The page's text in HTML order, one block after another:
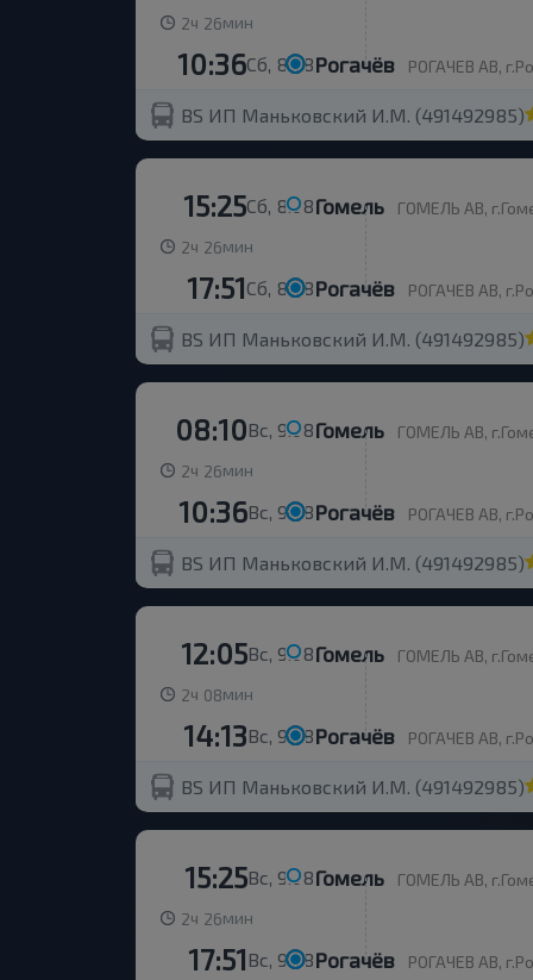
2ч 26мин
Сб, 8.08
10:36 Рогачёв РОГАЧЕВ АВ,
BS ИП Маньковский И.М. (491492985)
Сб, 8.08
15:25 Гомель
ГОМЕЛЬ АВ,
2ч 26мин
Сб, 8.08
17:51 Рогачёв РОГАЧЕВ АВ,
BS ИП Маньковский И.М. (491492985)
Вс, 9.08
08:10 Гомель
ГОМЕЛЬ АВ,
2ч 26мин
Вс, 9.08
10:36 Рогачёв РОГАЧЕВ АВ,
BS ИП Маньковский И.М. (491492985)
Вс, 9.08
12:05 Гомель
ГОМЕЛЬ АВ,
2ч 08мин
Вс, 9.08
14:13 Рогачёв РОГАЧЕВ АВ,
BS ИП Маньковский И.М. (491492985)
Вс, 9.08
15:25 Гомель
ГОМЕЛЬ АВ,
2ч 26мин
Вс, 9.08
17:51 Рогачёв РОГАЧЕВ АВ,